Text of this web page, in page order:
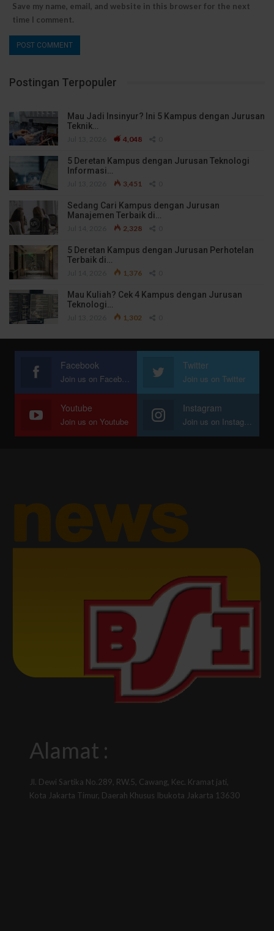
Save my name, email, and website in this browser for the next
time I comment.
Postingan Terpopuler
Mau Jadi Insinyur? Ini 5 Kampus dengan Jurusan
Teknik…
4,048
5 Deretan Kampus dengan Jurusan Teknologi
Informasi…
3,451
Sedang Cari Kampus dengan Jurusan
Manajemen Terbaik di…
2,328
5 Deretan Kampus dengan Jurusan Perhotelan
Terbaik di…
1,376
Mau Kuliah? Cek 4 Kampus dengan Jurusan
Teknologi…
1,302
Facebook
Join us on Facebook
Twitter
Join us on Twitter
Youtube
Join us on Youtube
Instagram
Join us on Instagram
Alamat :
Jl. Dewi Sartika No.289, RW.5, Cawang, Kec. Kramat jati,
Kota Jakarta Timur, Daerah Khusus Ibukota Jakarta 13630